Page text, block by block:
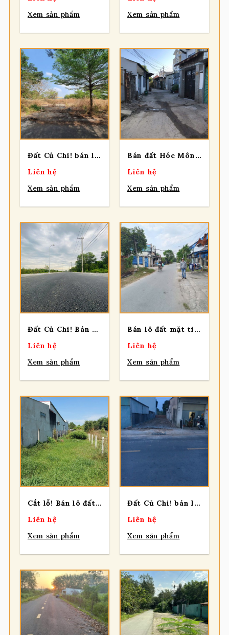
Xem sản phẩm
Xem sản phẩm
Đất Củ Chi! bán lô đất mt đường nhựa, 1 sẹc ngắn Trần Văn Chẩm, dt 80,5m, 100% thổ cư, xã Tân Thông Hội
Liên hệ
Xem sản phẩm
Bán đất Hóc Môn , ngang 10m x dài 24m, tổng 240m2, có 200m2 thổ ,1/ ngắn đường Nguyễn Thị Sẻ, xã Xuân Thới Sơn.
Liên hệ
Xem sản phẩm
Đất Củ Chi! Bán 3 lô đất mt đường NGUYỄN THỊ LÈN, gần giáp Sông Sài Gòn, xã Trung An.
Liên hệ
Xem sản phẩm
Bán lô đất mặt tiền đường số 28, diện tích 1.316m2, 354m2 thổ, xã Củ Chi.
Liên hệ
Xem sản phẩm
Cắt lỗ! Bán lô đất MT đường Phạm Thị Xẩm, diện tích 90m, full thổ, xã Thái Mỹ.
Liên hệ
Xem sản phẩm
Đất Củ Chi! bán lô đất mặt tiền Bình Mỹ, dt 133m2, full thổ cư, xã Bình Mỹ
Liên hệ
Xem sản phẩm